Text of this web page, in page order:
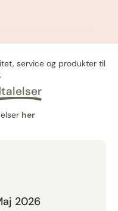
service og produkter til
her
2026